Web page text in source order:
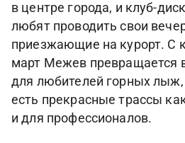
в центре города, и клуб-
любят проводить свои
приезжающие на курорт. С
март Межев превращается
для любителей горных лыж,
есть прекрасные трассы
и для профессионалов.